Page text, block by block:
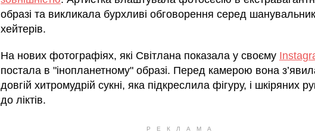
образі та викликала бурхливі обговорення серед
хейтерів.
На нових фотографіях, які Світлана показала у своєму
постала в "інопланетному" образі. Перед камерою вона
довгій хитромудрій сукні, яка підкреслила фігуру, і шкіряних
до ліктів.